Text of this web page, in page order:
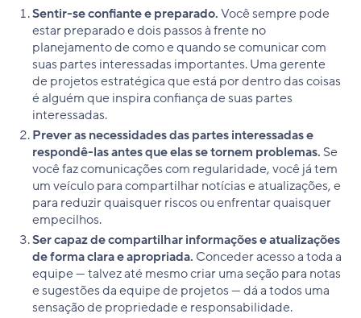
Sentir-se confiante e preparado.Você sempre pode
estar preparado e dois passos à frente no
planejamento de como e quando se comunicar com
suas partes interessadas importantes. Uma gerente
de projetos estratégica que está por dentro das coisas
é alguém que inspira confiança de suas partes
interessadas.
Prever as necessidades das partes interessadas e
respondê-las antes que elas se tornem problemas. Se
você faz comunicações com regularidade, você já tem
um veículo para compartilhar notícias e atualizações, e
para reduzir quaisquer riscos ou enfrentar quaisquer
empecilhos.
Ser capaz de compartilhar informações e atualizações
de forma clara e apropriada. Conceder acesso a toda a
equipe — talvez até mesmo criar uma seção para notas
e sugestões da equipe de projetos — dá a todos uma
sensação de propriedade e responsabilidade.